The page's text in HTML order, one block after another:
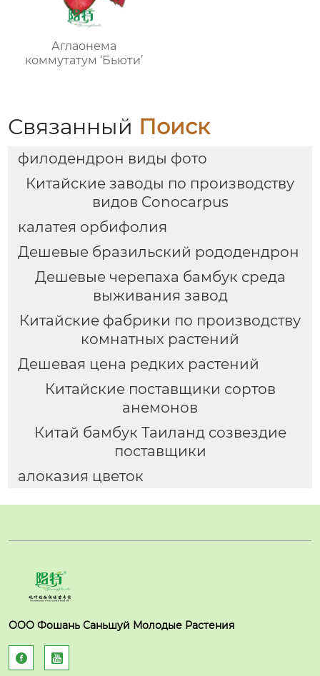
Аглаонема
коммутатум ‘Бьюти’
Связанный Поиск
филодендрон виды фото
Китайские заводы по производству
видов Conocarpus
калатея орбифолия
Дешевые бразильский рододендрон
Дешевые черепаха бамбук среда
выживания завод
Китайские фабрики по производству
комнатных растений
Дешевая цена редких растений
Китайские поставщики сортов
анемонов
Китай бамбук Таиланд созвездие
поставщики
алоказия цветок
ООО Фошань Саньшуй Молодые Растения
 